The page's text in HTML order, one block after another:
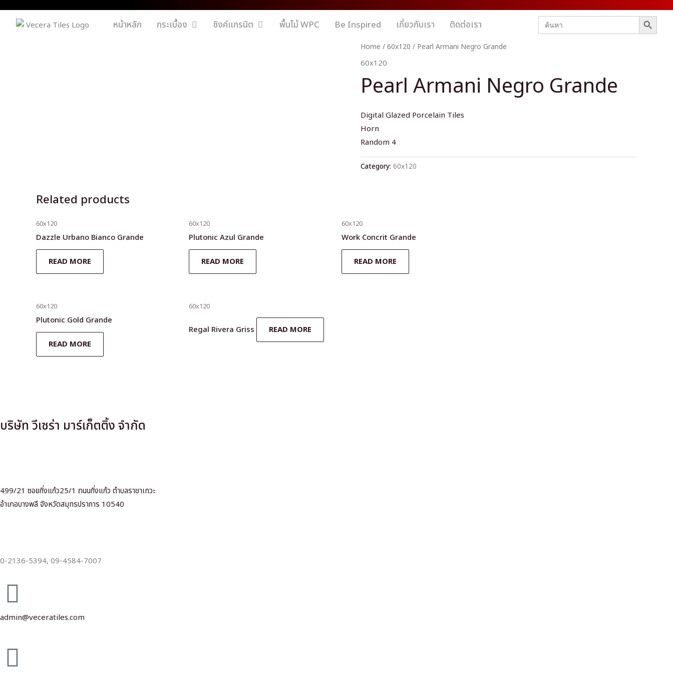
หน้าหลัก กระเบื้อง ซิงค์แกรนิต พื้นไม้ WPC Be Inspired เกี่ยวกับเรา ติดต่อเรา Search
for:
SEARCH BUTTON
Home /60x120 / Pearl Armani Negro Grande
60x120
Pearl Armani Negro Grande
Digital Glazed Porcelain Tiles
Horn
Random 4
Category: 60x120
Related products
60x120
Dazzle Urbano Bianco Grande
READ MORE
60x120
Plutonic Azul Grande
READ MORE
60x120
Work Concrit Grande
READ MORE
60x120
Plutonic Gold Grande
READ MORE
60x120
Regal Rivera Griss READ MORE
บริษัท วีเซร่า มาร์เก็ตติ้ง จำกัด
499/21 ซอยกิ่งแก้ว25/1 ถนนกิ่งแก้ว ตำบลราชาเทวะ
อำเภอบางพลี จังหวัดสมุทรปราการ 10540
0-2136-5394, 09-4584-7007
admin@veceratiles.com